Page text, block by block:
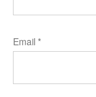
Email *